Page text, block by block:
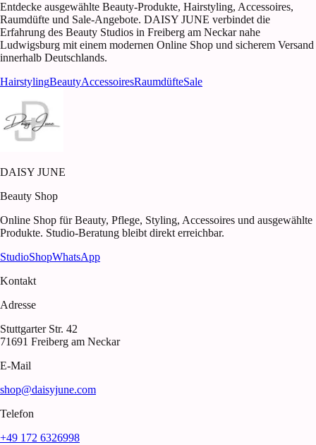
Entdecke ausgewählte Beauty-Produkte, Hairstyling, Accessoires,
Raumdüfte und Sale-Angebote. DAISY JUNE verbindet die
Erfahrung des Beauty Studios in Freiberg am Neckar nahe
Ludwigsburg mit einem modernen Online Shop und sicherem Versand
innerhalb Deutschlands.
HairstylingBeautyAccessoiresRaumdüfteSale
DAISY JUNE
Beauty Shop
Online Shop für Beauty, Pflege, Styling, Accessoires und ausgewählte
Produkte. Studio-Beratung bleibt direkt erreichbar.
StudioShopWhatsApp
Kontakt
Adresse
Stuttgarter Str. 42
71691 Freiberg am Neckar
E-Mail
shop@daisyjune.com
Telefon
+49 172 6326998